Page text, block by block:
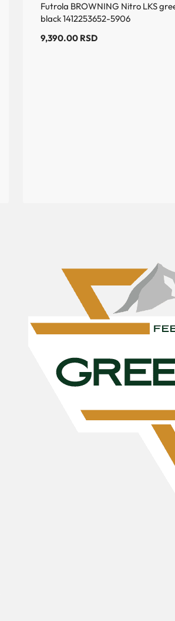
Futrola BROWNING Nitro LKS
black 1412253652-5906
9,390.00 RSD